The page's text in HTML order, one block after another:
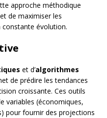
approche méthodique
de maximiser les
évolution.
et d’algorithmes
de prédire les tendances
croissante. Ces outils
variables (économiques,
pour fournir des projections